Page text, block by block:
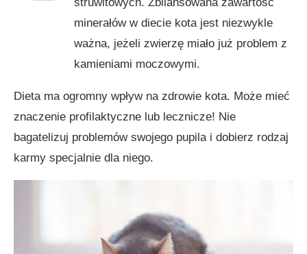
minerałów w diecie kota jest niezwykle
ważna, jeżeli zwierzę miało już problem z
kamieniami moczowymi.
Dieta ma ogromny wpływ na zdrowie kota. Może mieć
znaczenie profilaktyczne lub lecznicze! Nie
bagatelizuj problemów swojego pupila i dobierz rodzaj
karmy specjalnie dla niego.